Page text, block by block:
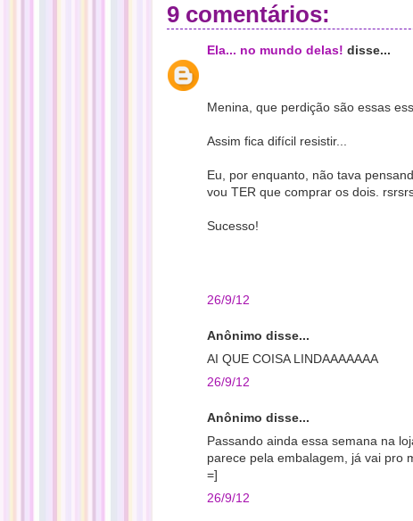
9 comentários:
Ela... no mundo delas! disse...
Menina, que perdição são essas
Assim fica difícil resistir...
Eu, por enquanto, não tava
vou TER que comprar os dois.
Sucesso!
26/9/12
Anônimo disse...
AI QUE COISA LINDAAAAAAA
26/9/12
Anônimo disse...
Passando ainda essa semana na
parece pela embalagem, já vai pro
=]
26/9/12